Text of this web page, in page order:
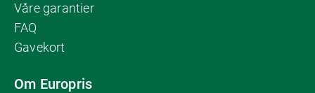
Våre garantier
FAQ
Gavekort
Om Europris